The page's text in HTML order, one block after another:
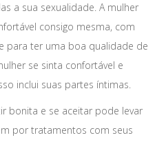
a sua sexualidade. A mulher
consigo mesma, com
para ter uma boa qualidade de
se sinta confortável e
inclui suas partes íntimas.
bonita e se aceitar pode levar
por tratamentos com seus